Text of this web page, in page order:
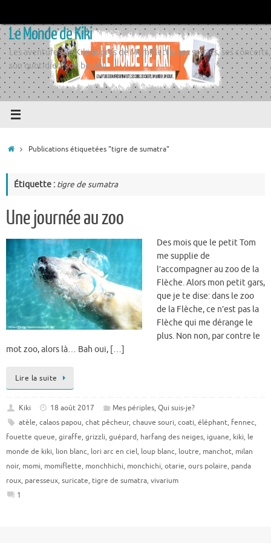
contenu
Le Monde de Kiki
Les aventures de Kiki auprès de Momiflette, ses sorties, ses concerts,
son quotidien, son boulot
AccueilPublications étiquetées "tigre de sumatra"
Étiquette : tigre de sumatra
Une journée au zoo
Des mois que le petit Tom
me supplie de
l’accompagner au zoo de la
Flèche. Alors mon petit gars,
que je te dise: dans le zoo
de la Flèche, ce n’est pas la
Flèche qui me dérange le
plus. Non non, par contre le
mot zoo, alors là… Bah oui, […]
Lire la suite
Kiki 18 août 2017 Mes périples, Qui suis-je?
atèle, calaos papou, chat pêcheur, chauve souri, coati, éléphant, fennec,
fouette queue, giraffe, grizzli, guépard, harfang des neiges, iguane, kiki, le
monde de kiki, lion blanc, lori arc en ciel, loup blanc, loutre, manchot, milan
noir, momi, momiflette, monchhichi, monchichi, otarie, ours polaire, panda
roux, paresseux, suricate, tigre de sumatra, vivarium
1